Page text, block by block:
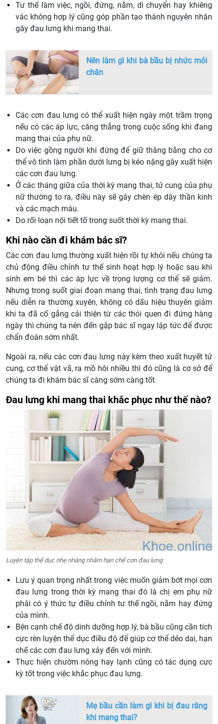
Tư thế làm việc, ngồi, đứng, nằm, di chuyển hay khiêng
vác không hợp lý cũng góp phần tạo thành nguyên nhân
gây đau lưng khi mang thai.
Nên làm gì khi bà bầu bị nhức mỏi
chân
Các cơn đau lưng có thể xuất hiện ngày một trầm trọng
nếu có các áp lực, căng thẳng trong cuộc sống khi đang
mang thai của phụ nữ.
Do việc gồng người khi đứng để giữ thăng bằng cho cơ
thể vô tình làm phần dưới lưng bị kéo nặng gây xuất hiện
các cơn đau lưng.
Ở các tháng giữa của thời kỳ mang thai, tử cung của phụ
nữ thường to ra, điều này sẽ gây chèn ép dây thần kinh
và các mạch máu.
Do rối loạn nội tiết tố trong suốt thời kỳ mang thai.
Khi nào cần đi khám bác sĩ?
Các cơn đau lưng thường xuất hiện rồi tự khỏi nếu chúng ta
chủ động điều chỉnh tư thế sinh hoạt hợp lý hoặc sau khi
sinh em bé thì các áp lực về trọng lượng cơ thể sẽ giảm.
Nhưng trong suốt giai đoạn mang thai, tình trạng đau lưng
nếu diễn ra thường xuyên, không có dấu hiệu thuyên giảm
khi ta đã cố gắng cải thiện từ các thói quen đi đứng hàng
ngày thì chúng ta nên đến gặp bác sĩ ngay lập tức để được
chẩn đoán sớm nhất.
Ngoài ra, nếu các cơn đau lưng này kèm theo xuất huyết tử
cung, cơ thể vật vã, ra mồ hôi nhiều thì đó cũng là cơ sở để
chúng ta đi khám bác sĩ càng sớm càng tốt.
Đau lưng khi mang thai khắc phục như thế nào?
Luyện tập thể dục nhẹ nhàng nhằm hạn chế cơn đau lưng
Lưu ý quan trọng nhất trong việc muốn giảm bớt mọi cơn
đau lưng trong thời kỳ mang thai đó là chị em phụ nữ
phải có ý thức tự điều chỉnh tư thế ngồi, nằm hay đứng
của mình.
Bên cạnh chế độ dinh dưỡng hợp lý, bà bầu cũng cần tích
cực rèn luyện thể dục điều độ để giúp cơ thể dẻo dai, hạn
chế các cơn đau lưng xảy đến với mình.
Thực hiện chườm nóng hay lạnh cũng có tác dụng cực
kỳ tốt trong việc khắc phục đau lưng.
Mẹ bầu cần làm gì khi bị đau răng
khi mang thai?